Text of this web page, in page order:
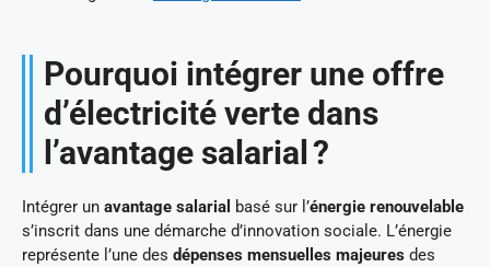
Pourquoi intégrer une offre
d’électricité verte dans
l’avantage salarial ?
Intégrer un avantage salarial basé sur l’énergie renouvelable
s’inscrit dans une démarche d’innovation sociale. L’énergie
représente l’une des dépenses mensuelles majeures des